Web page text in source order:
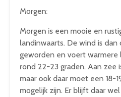
Morgen:
Morgen is een mooie en
landinwaarts. De wind is
geworden en voert warmere
rond 22-23 graden. Aan zee
maar ook daar moet een 18-
mogelijk zijn. Er blijft daar